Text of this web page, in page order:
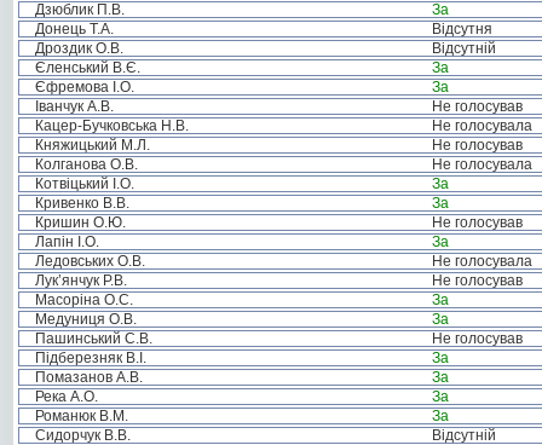
Дзюблик П.В.
За
Донець Т.А.
Відсутня
Дроздик О.В.
Відсутній
Єленський В.Є.
За
Єфремова І.О.
За
Іванчук А.В.
Не голосував
Кацер-Бучковська Н.В.
Не голосувала
Княжицький М.Л.
Не голосував
Колганова О.В.
Не голосувала
Котвіцький І.О.
За
Кривенко В.В.
За
Кришин О.Ю.
Не голосував
Лапін І.О.
За
Ледовських О.В.
Не голосувала
Лук’янчук Р.В.
Не голосував
Масоріна О.С.
За
Медуниця О.В.
За
Пашинський С.В.
Не голосував
Підберезняк В.І.
За
Помазанов А.В.
За
Река А.О.
За
Романюк В.М.
За
Сидорчук В.В.
Відсутній